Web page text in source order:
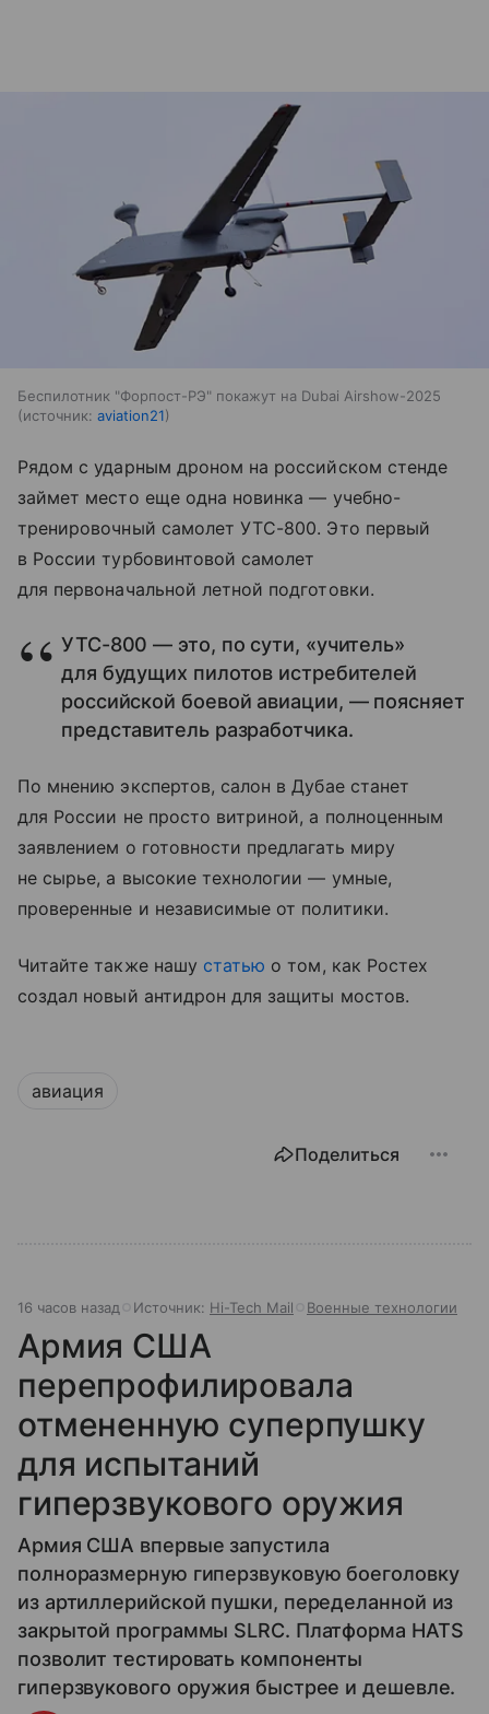
Беспилотник "Форпост-РЭ" покажут на Dubai Airshow-2025
источник: aviation21
Рядом с ударным дроном на российском стенде
займет место еще одна новинка — учебно-
тренировочный самолет УТС-800. Это первый
в России турбовинтовой самолет
для первоначальной летной подготовки.
УТС-800 — это, по сути, «учитель»
для будущих пилотов истребителей
российской боевой авиации, — поясняет
представитель разработчика.
По мнению экспертов, салон в Дубае станет
для России не просто витриной, а полноценным
заявлением о готовности предлагать миру
не сырье, а высокие технологии — умные,
проверенные и независимые от политики.
Читайте также нашу статью о том, как Ростех
создал новый антидрон для защиты мостов.
авиация
Поделиться
16 часов назад Источник: Hi-Tech Mail Военные технологии
Армия США
перепрофилировала
отмененную суперпушку
для испытаний
гиперзвукового оружия
Армия США впервые запустила
полноразмерную гиперзвуковую боеголовку
из артиллерийской пушки, переделанной из
закрытой программы SLRC. Платформа HATS
позволит тестировать компоненты
гиперзвукового оружия быстрее и дешевле.